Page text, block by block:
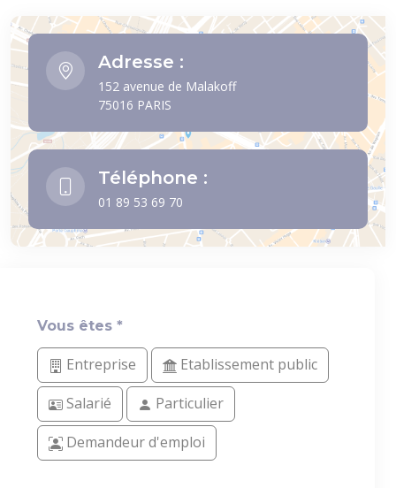
Adresse :
152 avenue de Malakoff
75016 PARIS
Téléphone :
01 89 53 69 70
Vous êtes *
Entreprise
Etablissement public
Salarié
Particulier
Demandeur d'emploi